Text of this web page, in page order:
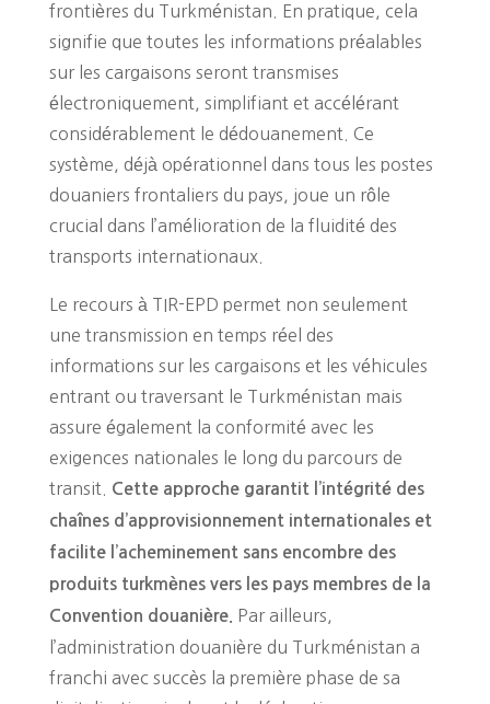
frontières du Turkménistan. En pratique, cela
signifie que toutes les informations préalables
sur les cargaisons seront transmises
électroniquement, simplifiant et accélérant
considérablement le dédouanement. Ce
système, déjà opérationnel dans tous les postes
douaniers frontaliers du pays, joue un rôle
crucial dans l’amélioration de la fluidité des
transports internationaux.
Le recours à TIR-EPD permet non seulement
une transmission en temps réel des
informations sur les cargaisons et les véhicules
entrant ou traversant le Turkménistan mais
assure également la conformité avec les
exigences nationales le long du parcours de
transit.
Cette approche garantit l’intégrité des
chaînes d’approvisionnement internationales et
facilite l’acheminement sans encombre des
produits turkmènes vers les pays membres de la
Convention douanière.
Par ailleurs,
l’administration douanière du Turkménistan a
franchi avec succès la première phase de sa